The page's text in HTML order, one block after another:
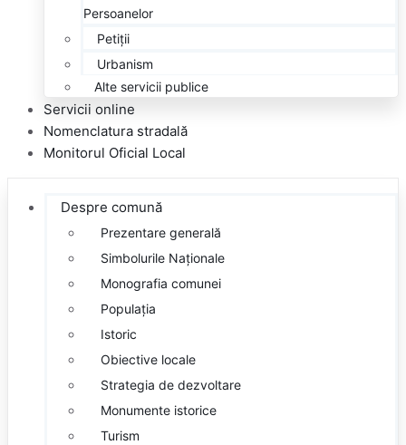
Persoanelor
Petiții
Urbanism
Alte servicii publice
Servicii online
Nomenclatura stradală
Monitorul Oficial Local
Despre comună
Prezentare generală
Simbolurile Naționale
Monografia comunei
Populația
Istoric
Obiective locale
Strategia de dezvoltare
Monumente istorice
Turism